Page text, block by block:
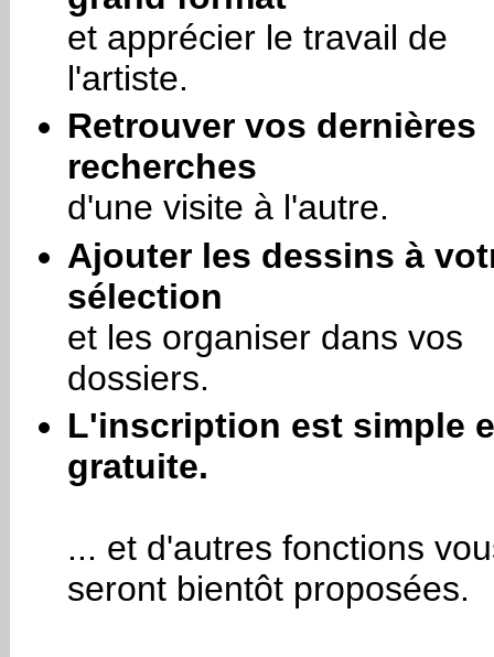
et apprécier le travail de
l'artiste.
Retrouver vos dernières
recherches
d'une visite à l'autre.
Ajouter les dessins à
sélection
et les organiser dans vos
dossiers.
L'inscription est simple
gratuite.
... et d'autres fonctions
seront bientôt proposées.